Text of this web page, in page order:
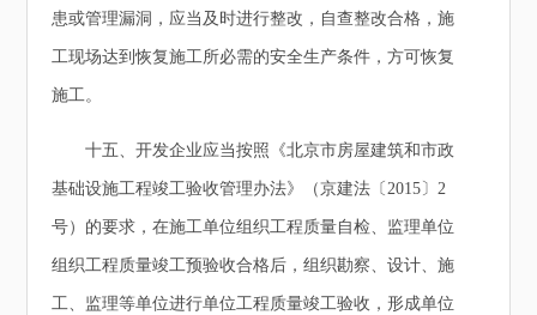
患或管理漏洞，应当及时进行整改，自查整改合格，施
工现场达到恢复施工所必需的安全生产条件，方可恢复
施工。
十五、开发企业应当按照《北京市房屋建筑和市政
基础设施工程竣工验收管理办法》（京建法〔2015〕2
号）的要求，在施工单位组织工程质量自检、监理单位
组织工程质量竣工预验收合格后，组织勘察、设计、施
工、监理等单位进行单位工程质量竣工验收，形成单位